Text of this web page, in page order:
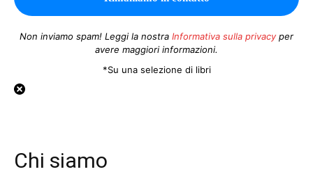
Non inviamo spam! Leggi la nostra Informativa sulla privacy per
avere maggiori informazioni.
*Su una selezione di libri
Chi siamo